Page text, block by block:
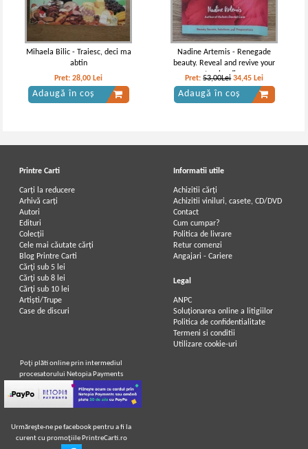
Mihaela Bilic - Traiesc, deci ma
abtin
Pret:28,00 Lei
Adaugă în coș
Nadine Artemis - Renegade
beauty. Reveal and revive your
natural radiance
Pret:53,00Lei 34,45 Lei
Adaugă în coș
Printre Carti
Carți la reducere
Arhivă carți
Autori
Edituri
Colecții
Cele mai căutate cărți
Blog Printre Carti
Cărţi sub 5 lei
Cărţi sub 8 lei
Cărţi sub 10 lei
Artiști/Trupe
Case de discuri
Informatii utile
Achizitii cărți
Achizitii viniluri, casete, CD/DVD
Contact
Cum cumpar?
Politica de livrare
Retur comenzi
Angajari - Cariere
Legal
ANPC
Soluționarea online a litigiilor
Politica de confidentialitate
Termeni si conditii
Utilizare cookie-uri
Poţi plăti online prin intermediul
procesatorului Netopia Payments
Urmăreşte-ne pe facebook pentru a fi la
curent cu promoţiile PrintreCarti.ro